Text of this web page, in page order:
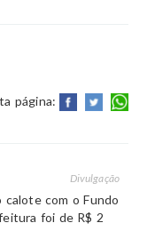
página:
Divulgação